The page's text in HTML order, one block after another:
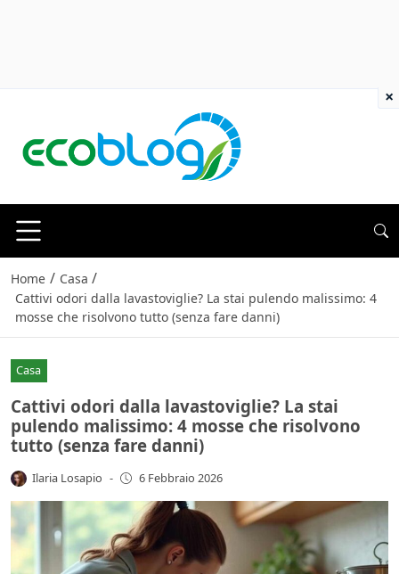
Home / Casa /
Cattivi odori dalla lavastoviglie? La stai pulendo malissimo: 4
mosse che risolvono tutto (senza fare danni)
Casa
Cattivi odori dalla lavastoviglie? La stai
pulendo malissimo: 4 mosse che risolvono
tutto (senza fare danni)
Ilaria Losapio - 6 Febbraio 2026
×